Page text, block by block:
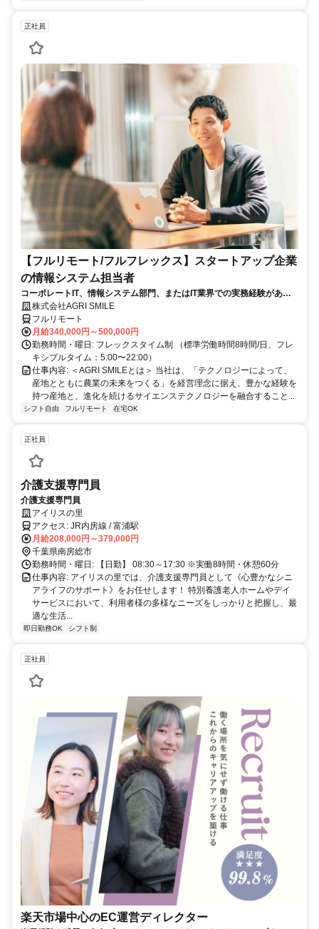
正社員
【フルリモート/フルフレックス】スタートアップ企業
の情報システム担当者
コーポレートIT、情報システム部門、またはIT業界での実務経験がある
方、大歓迎！
株式会社AGRI SMILE
フルリモート
月給340,000円～500,000円
勤務時間・曜日: フレックスタイム制 （標準労働時間8時間/日、フレ
キシブルタイム：5:00〜22:00）
仕事内容: ＜AGRI SMILEとは＞ 当社は、「テクノロジーによって、
産地とともに農業の未来をつくる」を経営理念に据え、豊かな経験を
持つ産地と、進化を続けるサイエンステクノロジーを融合すること...
シフト自由 フルリモート 在宅OK
正社員
介護支援専門員
介護支援専門員
アイリスの里
アクセス: JR内房線 / 富浦駅
月給208,000円～379,000円
千葉県南房総市
勤務時間・曜日: 【日勤】 08:30～17:30 ※実働8時間・休憩60分
仕事内容: アイリスの里では、介護支援専門員として《心豊かなシニ
アライフのサポート》をお任せします！ 特別養護老人ホームやデイ
サービスにおいて、利用者様の多様なニーズをしっかりと把握し、最
適な生活...
即日勤務OK シフト制
正社員
楽天市場中心のEC運営ディレクター